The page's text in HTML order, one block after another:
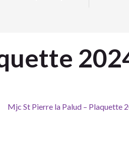
Mjc St Pierre la Palud – Plaquette